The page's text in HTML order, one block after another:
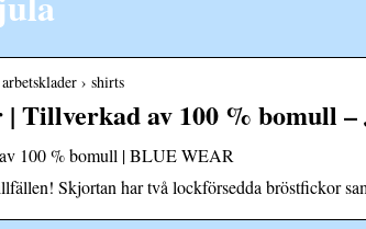
› shirts
Tillverkad av 100 % bomull –
100 % bomull | BLUE WEAR
Skjortan har två lockförsedda bröstfickor